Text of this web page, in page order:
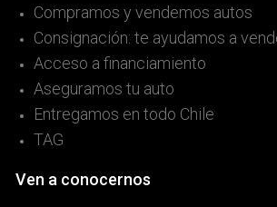
Compramos y vendemos autos
Consignación: te ayudamos a
Acceso a financiamiento
Aseguramos tu auto
Entregamos en todo Chile
TAG
Ven a conocernos